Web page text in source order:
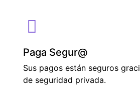
Paga Segur@
Sus pagos están seguros
de seguridad privada.